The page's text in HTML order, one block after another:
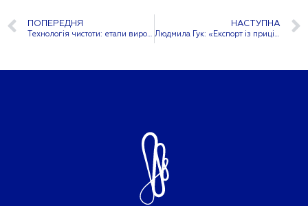
ПОПЕРЕДНЯ
Технологія чистоти: етапи виробництва вологих серветок
НАСТУПНА
Людмила Гук: «Експорт із прицілом на зростання: як Sunvita Group адаптується до викликів і формує нові ринки»